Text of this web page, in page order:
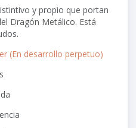
y propio que portan
Dragón Metálico. Está
(En desarrollo perpetuo)